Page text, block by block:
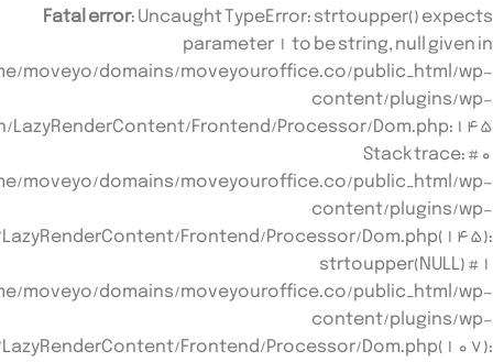
Fatal error: Uncaught TypeError: strtoupper() expects
parameter 1 to be string, null given in
moveyo/domains/moveyouroffice.co/public_html/wp-
content/plugins/wp-
Frontend/Processor/Dom.php:145
Stack trace: #0
moveyo/domains/moveyouroffice.co/public_html/wp-
content/plugins/wp-
Frontend/Processor/Dom.php(145):
strtoupper(NULL) #1
moveyo/domains/moveyouroffice.co/public_html/wp-
content/plugins/wp-
Frontend/Processor/Dom.php(107):